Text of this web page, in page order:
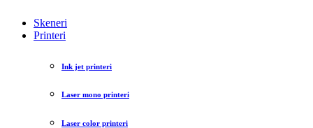
Skeneri
Printeri
Ink jet printeri
Laser mono printeri
Laser color printeri